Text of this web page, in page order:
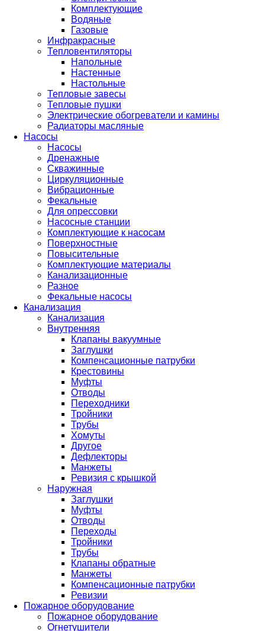
Комплектующие
Водяные
Газовые
Инфракрасные
Тепловентиляторы
Напольные
Настенные
Настольные
Тепловые завесы
Тепловые пушки
Электрические обогреватели и камины
Радиаторы масляные
Насосы
Насосы
Дренажные
Скважинные
Циркуляционные
Вибрационные
Фекальные
Для опрессовки
Насосные станции
Комплектующие к насосам
Поверхностные
Повысительные
Комплектующие материалы
Канализационные
Разное
Фекальные насосы
Канализация
Канализация
Внутренняя
Клапаны вакуумные
Заглушки
Компенсационные патрубки
Крестовины
Муфты
Отводы
Переходники
Тройники
Трубы
Хомуты
Другое
Дефлекторы
Манжеты
Ревизия с крышкой
Наружная
Заглушки
Муфты
Отводы
Переходы
Тройники
Трубы
Клапаны обратные
Манжеты
Компенсационные патрубки
Ревизии
Пожарное оборудование
Пожарное оборудование
Огнетушители